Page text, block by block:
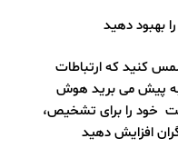
بهبود دهید
کنید که ارتباطات
پیش می برید هوش
خود را برای تشخیص،
افزایش دهید